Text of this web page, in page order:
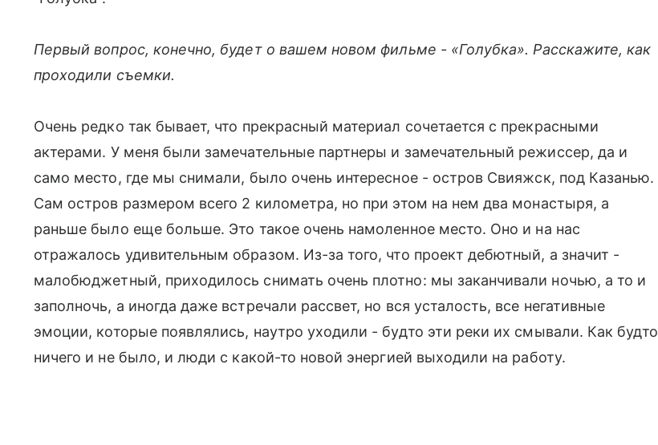
Первый вопрос, конечно, будет о вашем новом фильме - «Голубка». Расскажите, как
проходили съемки.
Очень редко так бывает, что прекрасный материал сочетается с прекрасными
актерами. У меня были замечательные партнеры и замечательный режиссер, да и
само место, где мы снимали, было очень интересное - остров Свияжск, под Казанью.
Сам остров размером всего 2 километра, но при этом на нем два монастыря, а
раньше было еще больше. Это такое очень намоленное место. Оно и на нас
отражалось удивительным образом. Из-за того, что проект дебютный, а значит -
малобюджетный, приходилось снимать очень плотно: мы заканчивали ночью, а то и
заполночь, а иногда даже встречали рассвет, но вся усталость, все негативные
эмоции, которые появлялись, наутро уходили - будто эти реки их смывали. Как будто
ничего и не было, и люди с какой-то новой энергией выходили на работу.